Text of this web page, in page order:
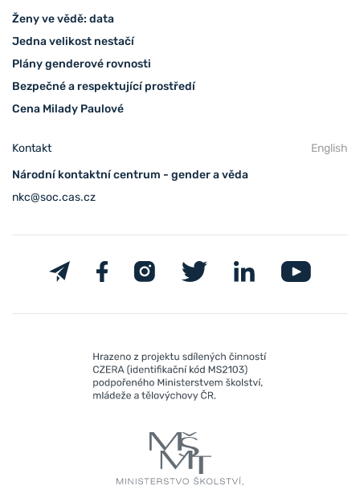
Ženy ve vědě: data
Jedna velikost nestačí
Plány genderové rovnosti
Bezpečné a respektující prostředí
Cena Milady Paulové
Kontakt
English
Národní kontaktní centrum - gender a věda
nkc@soc.cas.cz